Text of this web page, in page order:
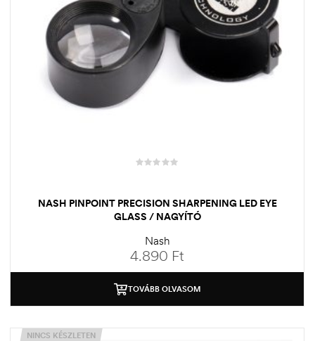
NASH PINPOINT PRECISION SHARPENING LED EYE
GLASS / NAGYÍTÓ
Nash
4.890 Ft
TOVÁBB OLVASOM
NINCS KÉSZLETEN